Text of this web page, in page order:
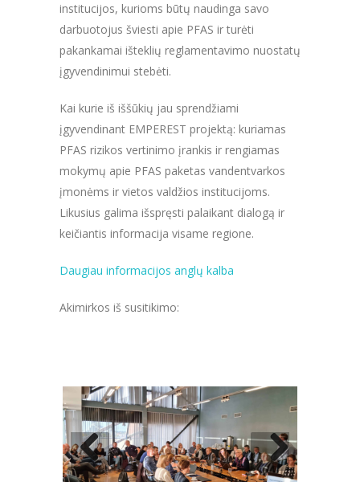
institucijos, kurioms būtų naudinga savo
darbuotojus šviesti apie PFAS ir turėti
pakankamai išteklių reglamentavimo nuostatų
įgyvendinimui stebėti.
Kai kurie iš iššūkių jau sprendžiami
įgyvendinant EMPEREST projektą: kuriamas
PFAS rizikos vertinimo įrankis ir rengiamas
mokymų apie PFAS paketas vandentvarkos
įmonėms ir vietos valdžios institucijoms.
Likusius galima išspręsti palaikant dialogą ir
keičiantis informacija visame regione.
Daugiau informacijos anglų kalba
Akimirkos iš susitikimo: